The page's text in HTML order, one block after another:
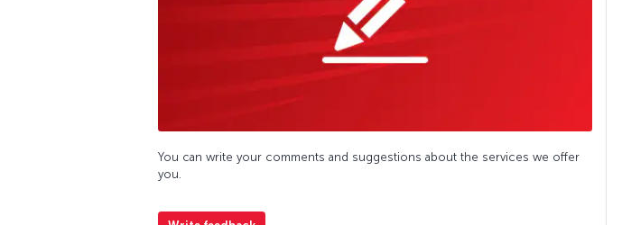
You can write your comments and suggestions about the services we offer
you.